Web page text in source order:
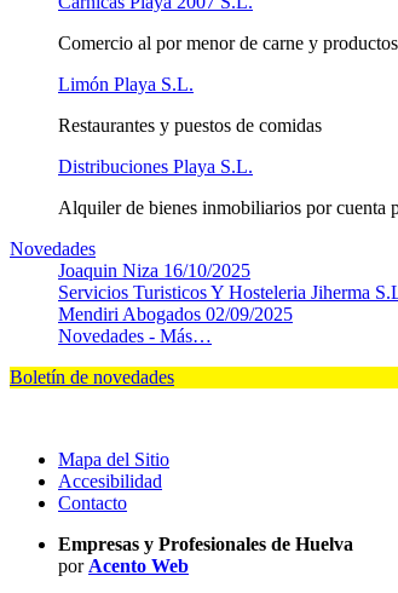
Comercio al por menor de carne y
Limón Playa S.L.
Restaurantes y puestos de comidas
Distribuciones Playa S.L.
Alquiler de bienes inmobiliarios por cuenta
Novedades
Joaquin Niza 16/10/2025
Servicios Turisticos Y Hosteleria Jiherma
Mendiri Abogados 02/09/2025
Novedades - Más…
Boletín de novedades
Mapa del Sitio
Accesibilidad
Contacto
Empresas y Profesionales de Huelva
por Acento Web